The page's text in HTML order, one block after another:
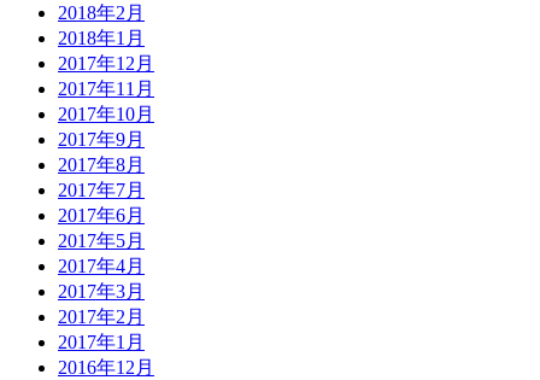
2018年2月
2018年1月
2017年12月
2017年11月
2017年10月
2017年9月
2017年8月
2017年7月
2017年6月
2017年5月
2017年4月
2017年3月
2017年2月
2017年1月
2016年12月